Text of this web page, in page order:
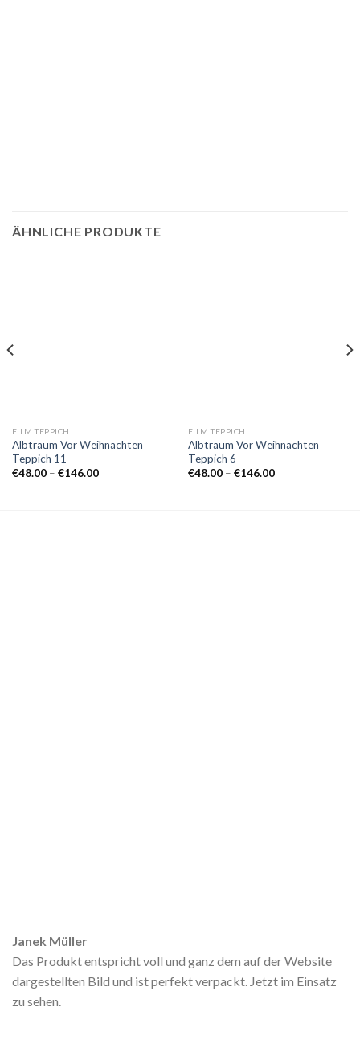
ÄHNLICHE PRODUKTE
FILM TEPPICH
Albtraum Vor Weihnachten
Teppich 11
€48.00 – €146.00Preisspanne:
FILM TEPPICH
Albtraum Vor Weihnachten
Teppich 6
€48.00 – €146.00Preisspanne:
Janek Müller
Das Produkt entspricht voll und ganz dem auf der Website
dargestellten Bild und ist perfekt verpackt. Jetzt im Einsatz
zu sehen.